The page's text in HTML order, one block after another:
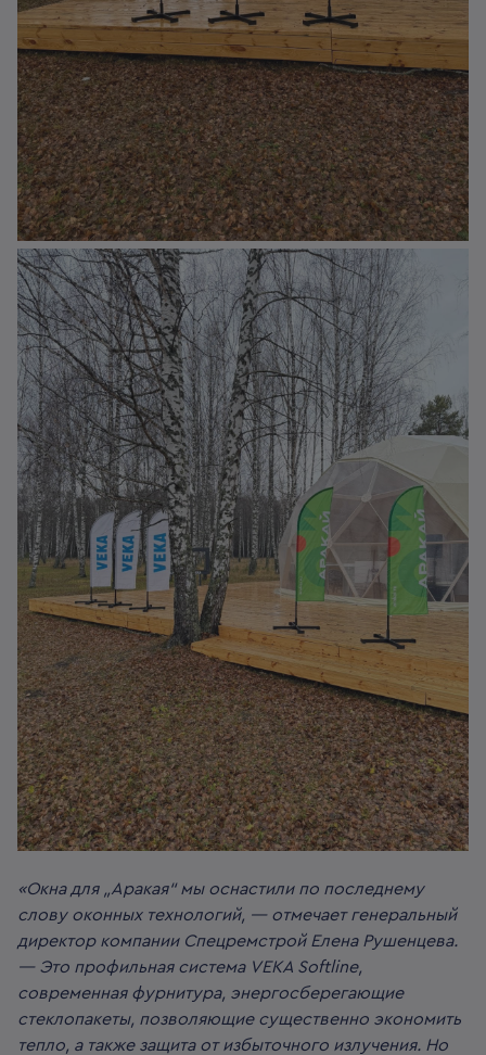
«Окна для „Аракая“ мы оснастили по последнему
слову оконных технологий, — отмечает генеральный
директор компании Спецремстрой Елена Рушенцева.
— Это профильная система VEKA Softline,
современная фурнитура, энергосберегающие
стеклопакеты, позволяющие существенно экономить
тепло, а также защита от избыточного излучения. Но